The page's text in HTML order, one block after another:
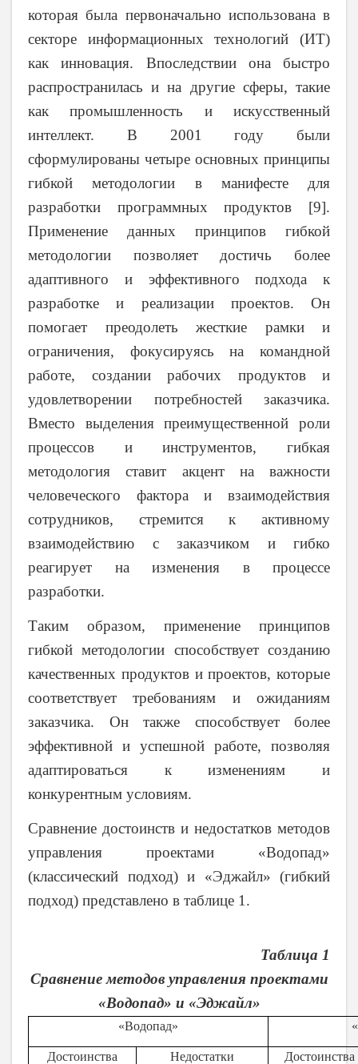
которая была первоначально использована в
секторе информационных технологий (ИТ)
как инновация. Впоследствии она быстро
распространилась и на другие сферы, такие
как промышленность и искусственный
интеллект. В 2001 году были
сформулированы четыре основных принципы
гибкой методологии в манифесте для
разработки программных продуктов [9].
Применение данных принципов гибкой
методологии позволяет достичь более
адаптивного и эффективного подхода к
разработке и реализации проектов. Он
помогает преодолеть жесткие рамки и
ограничения, фокусируясь на командной
работе, создании рабочих продуктов и
удовлетворении потребностей заказчика.
Вместо выделения преимущественной роли
процессов и инструментов, гибкая
методология ставит акцент на важности
человеческого фактора и взаимодействия
сотрудников, стремится к активному
взаимодействию с заказчиком и гибко
реагирует на изменения в процессе
разработки.
Таким образом, применение принципов
гибкой методологии способствует созданию
качественных продуктов и проектов, которые
соответствует требованиям и ожиданиям
заказчика. Он также способствует более
эффективной и успешной работе, позволяя
адаптироваться к изменениям и
конкурентным условиям.
Сравнение достоинств и недостатков методов
управления проектами «Водопад»
(классический подход) и «Эджайл» (гибкий
подход) представлено в таблице 1.
Таблица 1
Сравнение методов управления проектами
«Водопад» и «Эджайл»
«Водопад»
Достоинства Недостатки Достоинства